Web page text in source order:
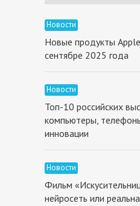
Новости
Новые продукты
сентябре 2025 года
Новости
Топ-10 российских
компьютеры,
инновации
Новости
Фильм
нейросеть или